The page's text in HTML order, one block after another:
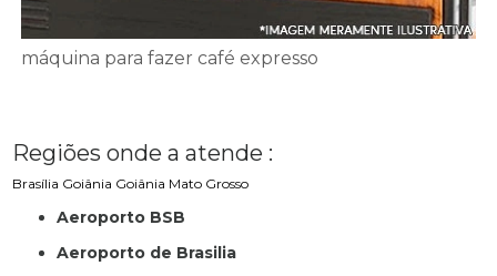
máquina para fazer café expresso
Regiões onde a atende :
Brasília Goiânia Goiânia Mato Grosso
Aeroporto BSB
Aeroporto de Brasilia